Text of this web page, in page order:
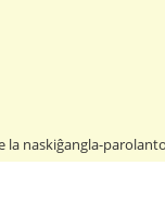
naskiĝangla-